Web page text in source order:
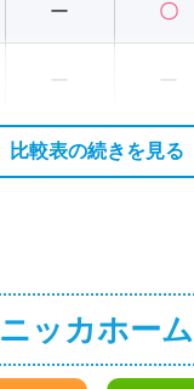
ー 〇
ー ー
比較表の続きを見る
ニッカホーム